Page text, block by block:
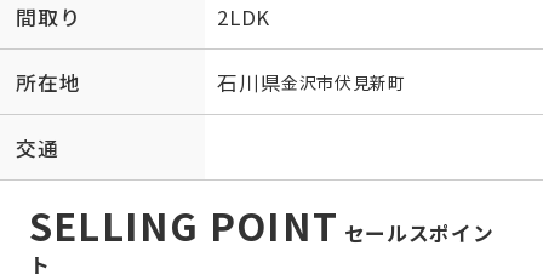
間取り 2LDK
所在地 石川県金沢市伏見新町
交通
SELLING POINT セールスポイン
ト